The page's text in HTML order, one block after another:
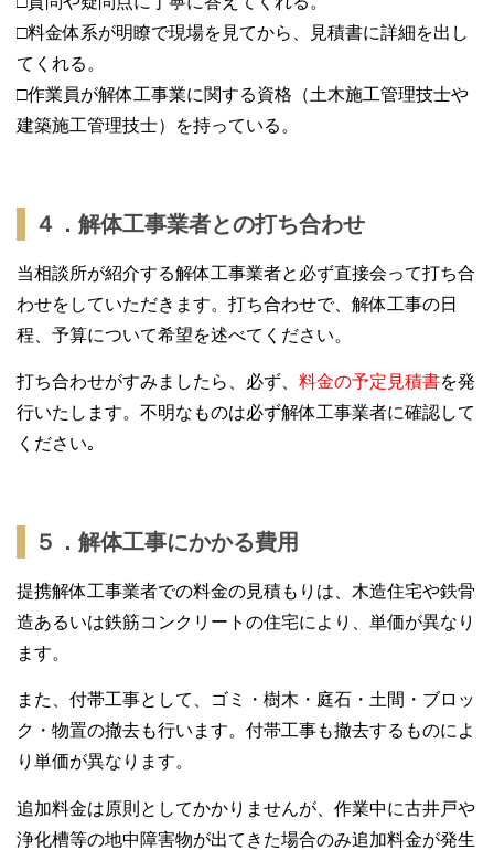
□料金体系が明瞭で現場を見てから、見積書に詳細を出し
てくれる。
□作業員が解体工事業に関する資格（土木施工管理技士や
建築施工管理技士）を持っている。
４．解体工事業者との打ち合わせ
当相談所が紹介する解体工事業者と必ず直接会って打ち合
わせをしていただきます。打ち合わせで、解体工事の日
程、予算について希望を述べてください。
打ち合わせがすみましたら、必ず、 料金の予定見積書を発
行いたします。不明なものは必ず解体工事業者に確認して
ください｡
５．解体工事にかかる費用
提携解体工事業者での料金の見積もりは、木造住宅や鉄骨
造あるいは鉄筋コンクリートの住宅により、単価が異なり
ます。
また、付帯工事として、ゴミ・樹木・庭石・土間・ブロッ
ク・物置の撤去も行います。付帯工事も撤去するものによ
り単価が異なります。
追加料金は原則としてかかりませんが、作業中に古井戸や
浄化槽等の地中障害物が出てきた場合のみ追加料金が発生